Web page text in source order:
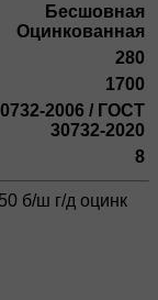
Бесшовная
Оцинкованная
280
1700
2006 / ГОСТ
30732-2020
8